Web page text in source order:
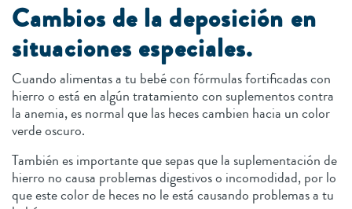
Cambios de la deposición en
situaciones especiales.
Cuando alimentas a tu bebé con fórmulas fortificadas con
hierro o está en algún tratamiento con suplementos contra
la anemia, es normal que las heces cambien hacia un color
verde oscuro.
También es importante que sepas que la suplementación de
hierro no causa problemas digestivos o incomodidad, por lo
que este color de heces no le está causando problemas a tu